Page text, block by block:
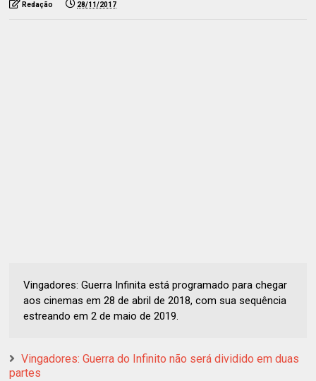
Redação 28/11/2017
Vingadores: Guerra Infinita está programado para chegar
aos cinemas em 28 de abril de 2018, com sua sequência
estreando em 2 de maio de 2019.
Vingadores: Guerra do Infinito não será dividido em duas
partes